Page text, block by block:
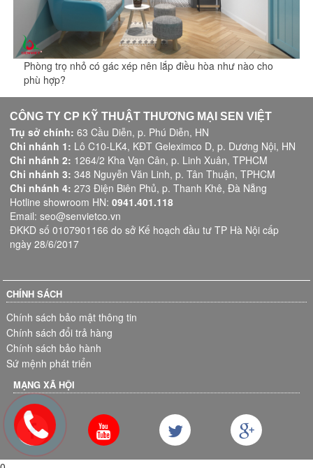
Phòng trọ nhỏ có gác xép nên lắp điều hòa như nào cho
phù hợp?
CÔNG TY CP KỸ THUẬT THƯƠNG MẠI SEN VIỆT
Trụ sở chính: 63 Cầu Diễn, p. Phú Diễn, HN
Chi nhánh 1: Lô C10-LK4, KĐT Geleximco D, p. Dương Nội, HN
Chi nhánh 2: 1264/2 Kha Vạn Cân, p. Linh Xuân, TPHCM
Chi nhánh 3:348 Nguyễn Văn Linh, p. Tân Thuận, TPHCM
Chi nhánh 4:273 Điện Biên Phủ, p. Thanh Khê, Đà Nẵng
Hotline showroom HN:0941.401.118
Email: seo@senvietco.vn
ĐKKD số 0107901166 do sở Kế hoạch đầu tư TP Hà Nội cấp
ngày 28/6/2017
CHÍNH SÁCH
Chính sách bảo mật thông tin
Chính sách đổi trả hàng
Chính sách bảo hành
Sứ mệnh phát triển
MẠNG XÃ HỘI